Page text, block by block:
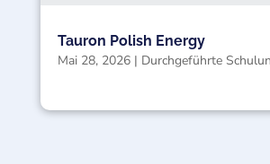
Tauron Polish Energy
Mai 28, 2026| Durchgeführte